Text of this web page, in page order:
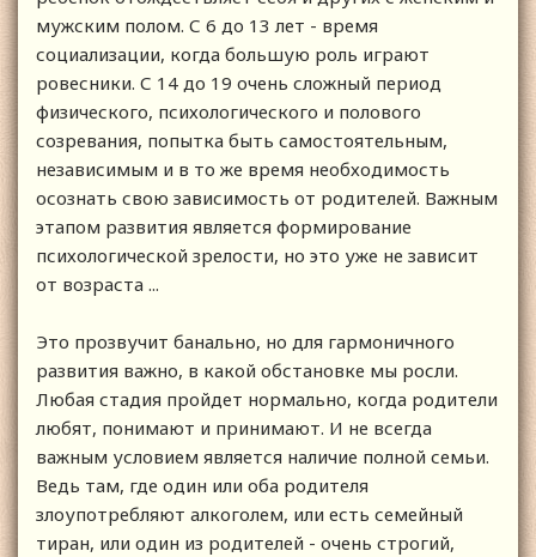
мужским полом. С 6 до 13 лет - время
социализации, когда большую роль играют
ровесники. С 14 до 19 очень сложный период
физического, психологического и полового
созревания, попытка быть самостоятельным,
независимым и в то же время необходимость
осознать свою зависимость от родителей. Важным
этапом развития является формирование
психологической зрелости, но это уже не зависит
от возраста ...
Это прозвучит банально, но для гармоничного
развития важно, в какой обстановке мы росли.
Любая стадия пройдет нормально, когда родители
любят, понимают и принимают. И не всегда
важным условием является наличие полной семьи.
Ведь там, где один или оба родителя
злоупотребляют алкоголем, или есть семейный
тиран, или один из родителей - очень строгий,